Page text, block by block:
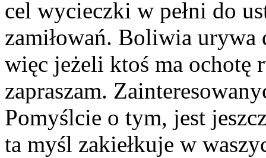
cel wycieczki w pełni do
zamiłowań. Boliwia urywa
więc jeżeli ktoś ma ochotę
zapraszam.
Pomyślcie o tym, jest
ta myśl zakiełkuje w